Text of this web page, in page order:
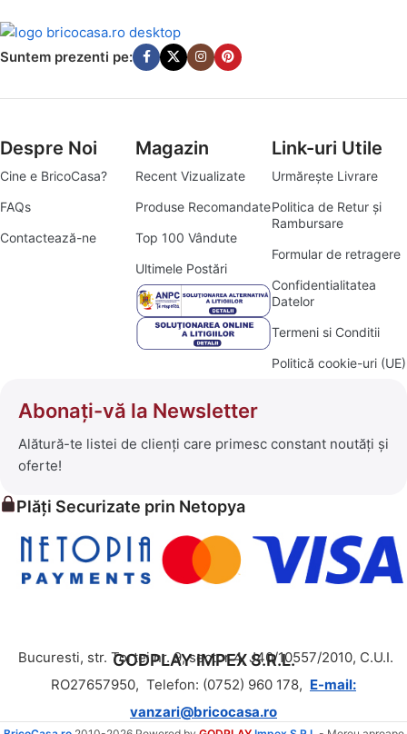
Suntem prezenti pe:
Despre Noi
Cine e BricoCasa?
FAQs
Contactează-ne
Magazin
Recent Vizualizate
Produse Recomandate
Top 100 Vândute
Ultimele Postări
Link-uri Utile
Urmărește Livrare
Politica de Retur și
Rambursare
Formular de retragere
Confidentialitatea
Datelor
Termeni si Conditii
Politică cookie-uri (UE)
Abonați-vă la Newsletter
Alătură-te listei de clienți care primesc constant noutăți și
oferte!
Plăți Securizate prin Netopya
GODPLAY IMPEX S.R.L.
Bucuresti, str. Tortei nr. 9, sector 4, J40/10557/2010, C.U.I.
RO27657950, Telefon: (0752) 960 178, E-mail:
vanzari@bricocasa.ro